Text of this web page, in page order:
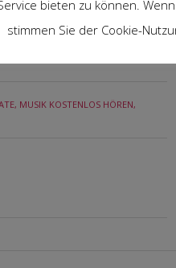
, MUSIK KOSTENLOS HÖREN,
bieten zu können.
stimmen Sie der Cookie-